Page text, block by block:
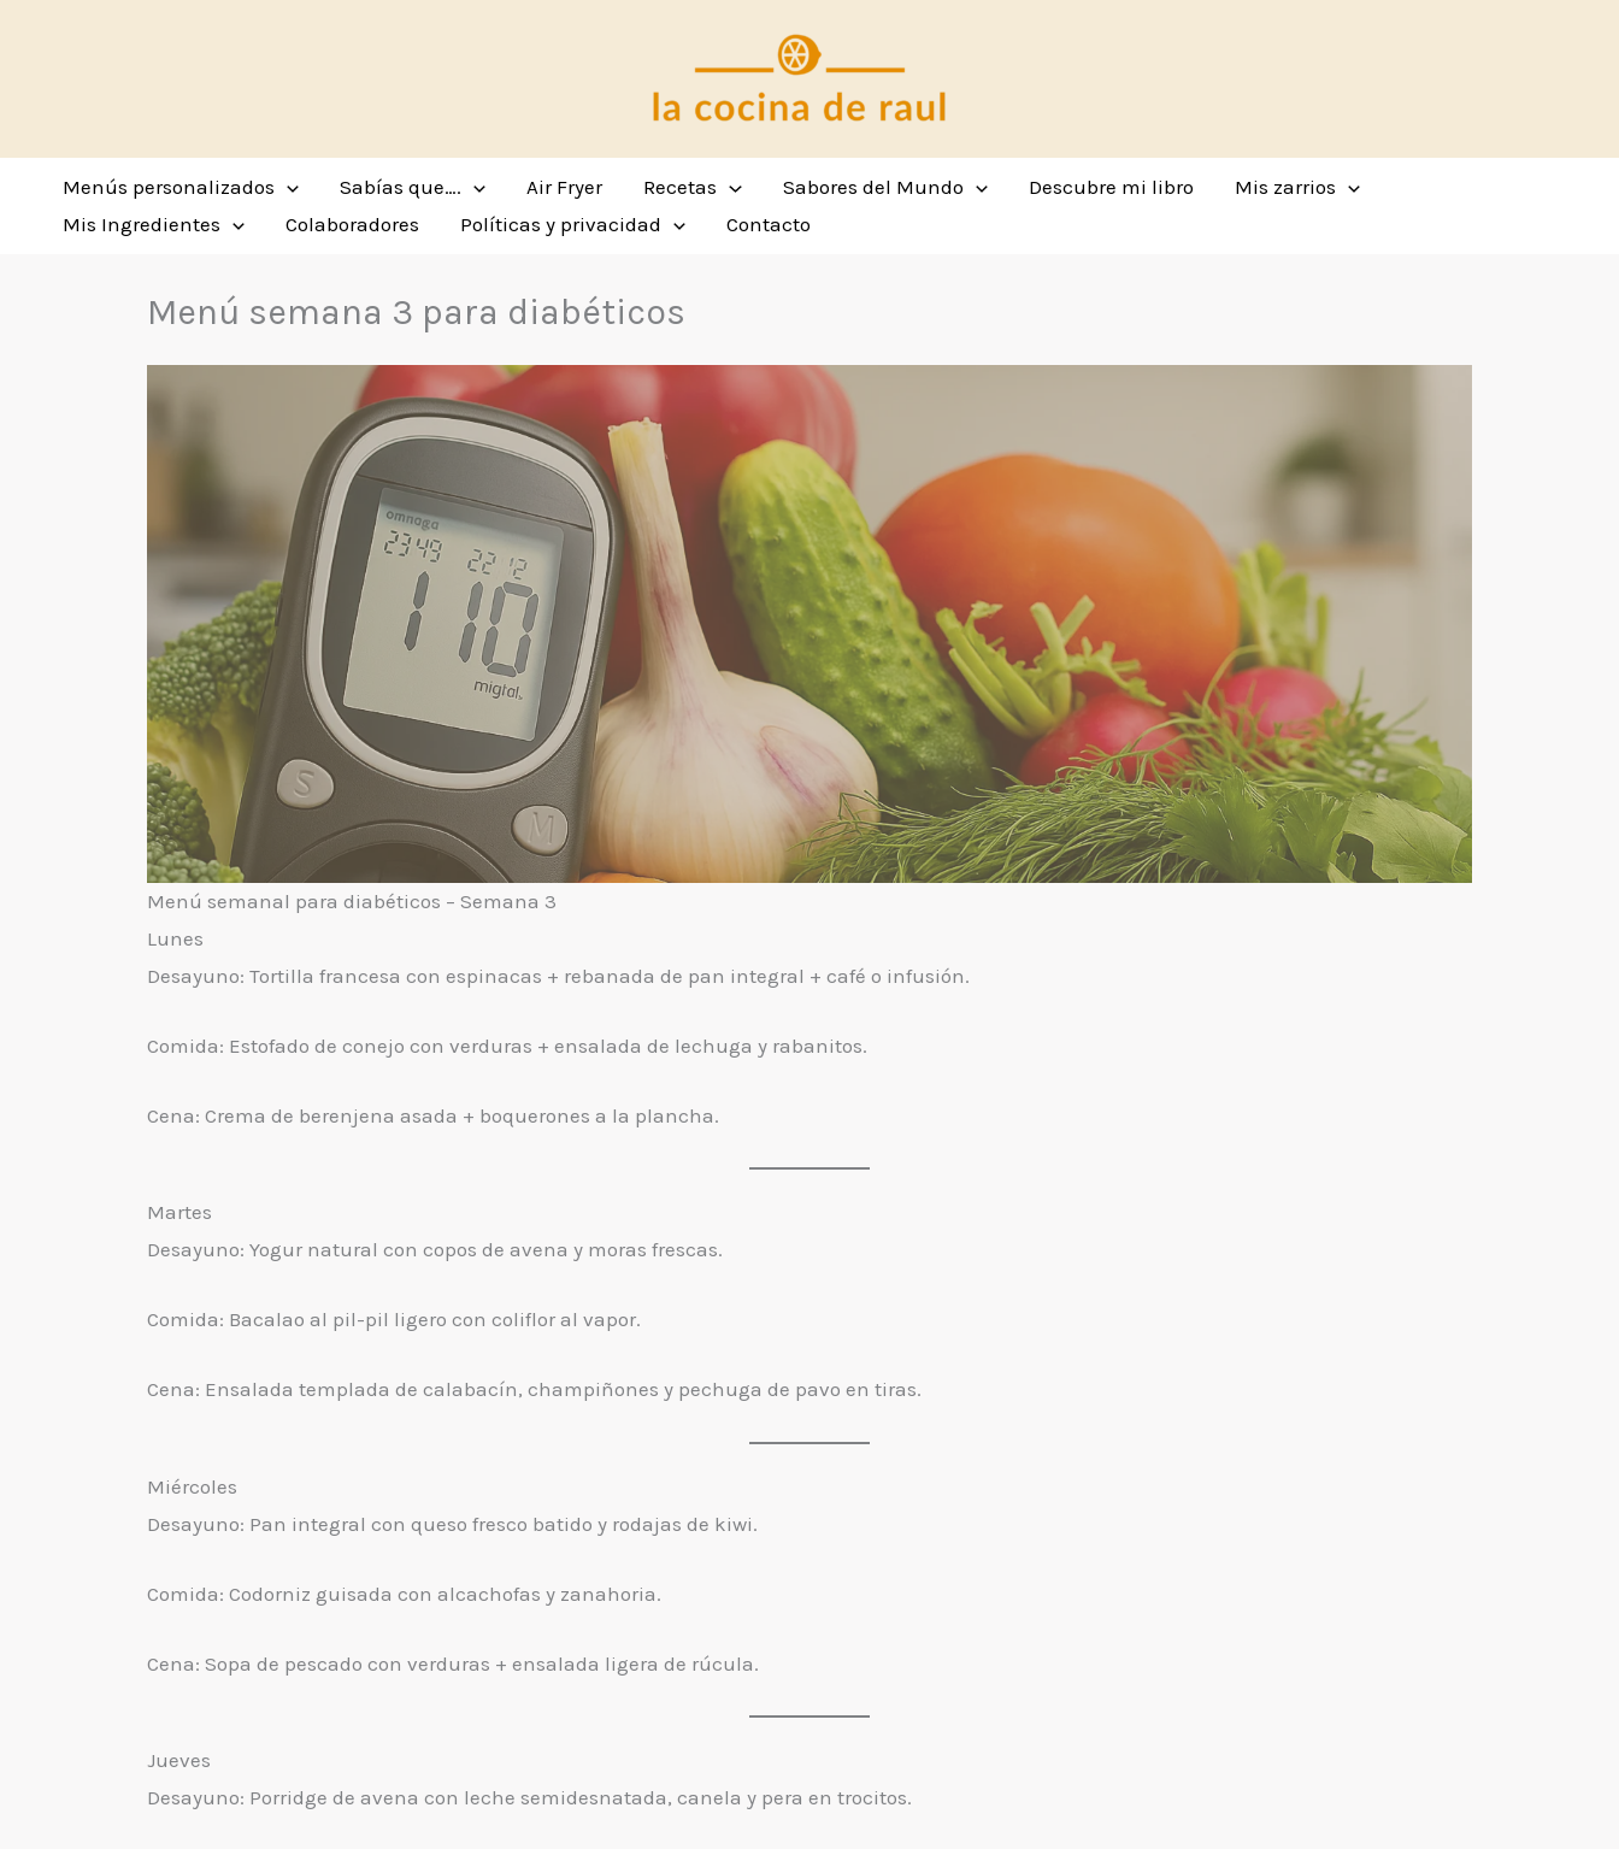
Menús personalizados Sabías que…. Air Fryer Recetas Sabores del Mundo Descubre mi libro
Mis zarrios
Mis Ingredientes
Colaboradores Políticas y privacidad Contacto
Menú semana 3 para diabéticos
Menú semanal para diabéticos – Semana 3
Lunes
Desayuno: Tortilla francesa con espinacas + rebanada de pan integral + café o infusión.
Comida: Estofado de conejo con verduras + ensalada de lechuga y rabanitos.
Cena: Crema de berenjena asada + boquerones a la plancha.
Martes
Desayuno: Yogur natural con copos de avena y moras frescas.
Comida: Bacalao al pil-pil ligero con coliflor al vapor.
Cena: Ensalada templada de calabacín, champiñones y pechuga de pavo en tiras.
Miércoles
Desayuno: Pan integral con queso fresco batido y rodajas de kiwi.
Comida: Codorniz guisada con alcachofas y zanahoria.
Cena: Sopa de pescado con verduras + ensalada ligera de rúcula.
Jueves
Desayuno: Porridge de avena con leche semidesnatada, canela y pera en trocitos.